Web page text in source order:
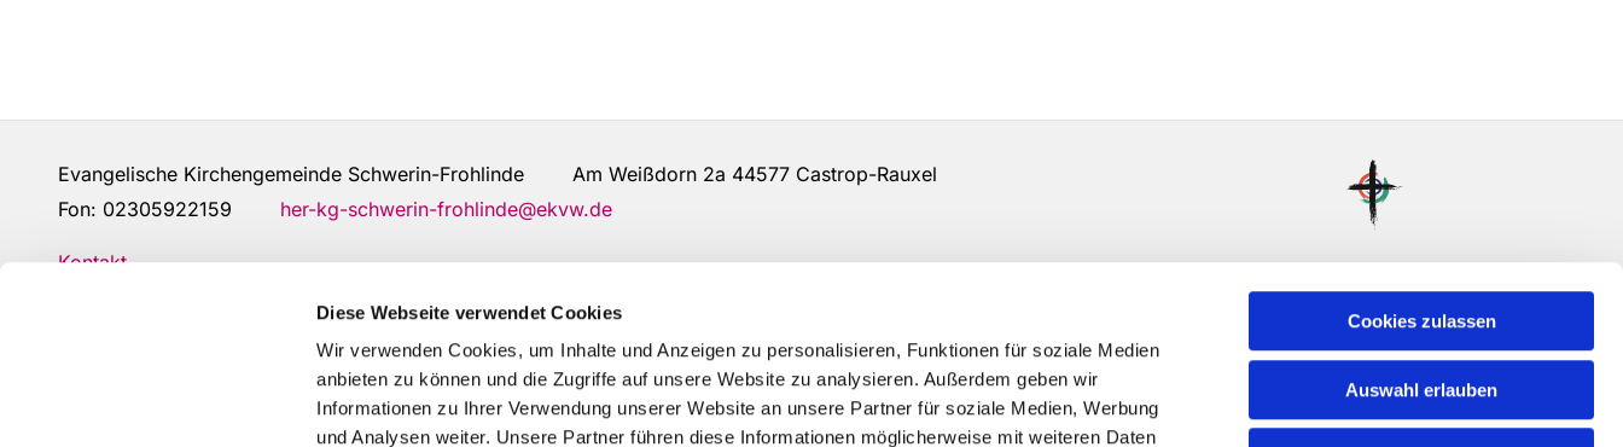
Diese Webseite verwendet Cookies
Wir verwenden Cookies, um Inhalte und Anzeigen zu personalisieren, Funktionen für soziale Medien
anbieten zu können und die Zugriffe auf unsere Website zu analysieren. Außerdem geben wir
Informationen zu Ihrer Verwendung unserer Website an unsere Partner für soziale Medien, Werbung
und Analysen weiter. Unsere Partner führen diese Informationen möglicherweise mit weiteren Daten
Cookies zulassen
Auswahl erlauben
Evangelische Kirchengemeinde Schwerin-Frohlinde Am Weißdorn 2a 44577 Castrop-Rauxel
Fon: 02305922159 her-kg-schwerin-frohlinde@ekvw.de
Kontakt